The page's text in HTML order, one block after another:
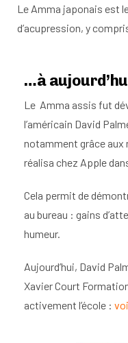
Le Amma japonais est
d’acupression, y
…à
Le Amma assis fut
l’américain David
notamment grâce aux
réalisa chez Apple
Cela permit de
au bureau : gains
humeur.
Aujourd’hui, David
Xavier Court
activement l’école :